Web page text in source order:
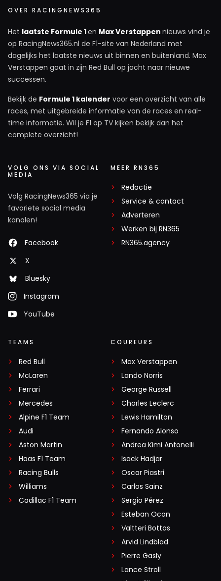
OVER RACINGNEWS365
Het laatste Formule 1en Max Verstappen nieuws vind je
op RacingNews365.nl de F1-site van Nederland met
dagelijks het laatste nieuws uit binnen en buitenland. Max
Verstappen gaat in zijn Red Bull op jacht naar nieuwe
successen.
Bekijk de Formule 1 kalender voor een overzicht van alle
races, met uitgebreide informatie van de races en real-
time informatie. Wil je F1 op TV kijken bekijk dan het
complete overzicht!
VOLG ONS VIA SOCIAL
MEDIA
Volg RacingNews365 via je
favoriete social media
kanalen!
Facebook
X
Bluesky
Instagram
YouTube
MEER RN365
Redactie
Service & contact
Adverteren
Werken bij RN365
RN365.agency
TEAMS
Red Bull
McLaren
Ferrari
Mercedes
Alpine F1 Team
Audi
Aston Martin
Haas F1 Team
Racing Bulls
Williams
Cadillac F1 Team
COUREURS
Max Verstappen
Lando Norris
George Russell
Charles Leclerc
Lewis Hamilton
Fernando Alonso
Andrea Kimi Antonelli
Isack Hadjar
Oscar Piastri
Carlos Sainz
Sergio Pérez
Esteban Ocon
Valtteri Bottas
Arvid Lindblad
Pierre Gasly
Lance Stroll